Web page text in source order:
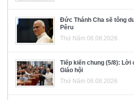
Đức Thánh Cha sẽ tông
Pêru
Thứ Năm 06.08.2026
Tiếp kiến chung (5/8): Lời
Giáo hội
Thứ Năm 06.08.2026